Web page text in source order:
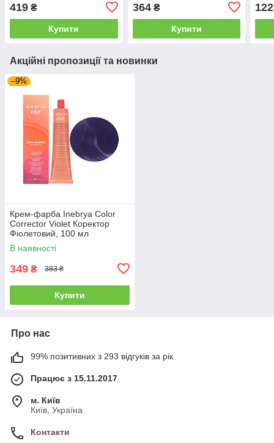
419 ₴
Купити
Emulsion Cream 3% 1000
мл (1006200)
364₴
Купити
мл
122
Акційні пропозиції та новинки
–9%
Крем-фарба Inebrya Сolor
Corrector Violet Коректор
Фіолетовий, 100 мл
(1006681)
В наявності
349 ₴ 383 ₴
Купити
Про нас
99% позитивних з 293 відгуків за рік
Працює з 15.11.2017
м. Київ
Київ, Україна
Контакти